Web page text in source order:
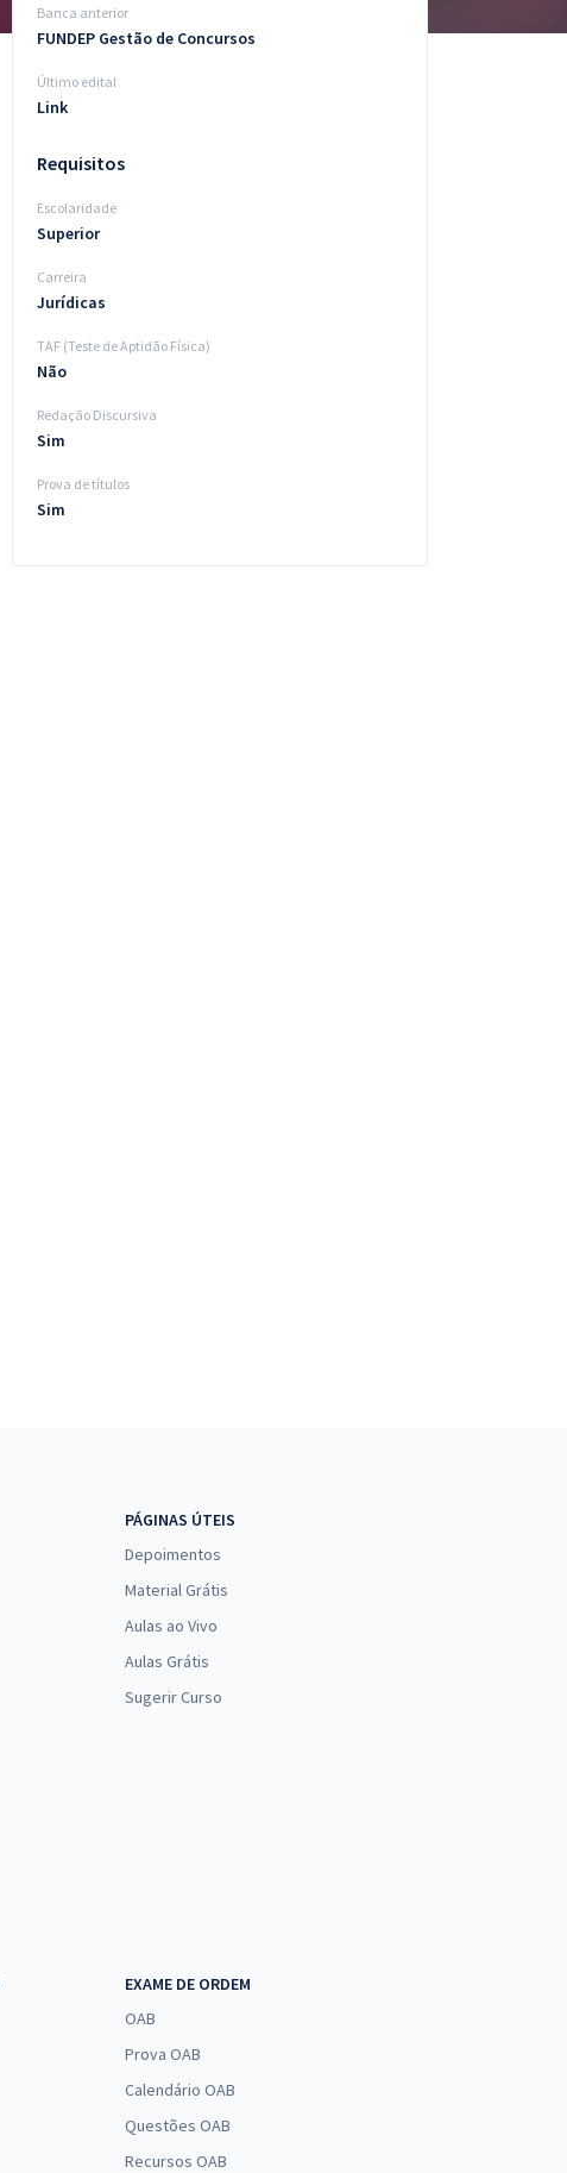
Banca anterior
FUNDEP Gestão de Concursos
Último edital
Link
Requisitos
Escolaridade
Superior
Carreira
Jurídicas
TAF (Teste de Aptidão Física)
Não
Redação Discursiva
Sim
Prova de títulos
Sim
PÁGINAS ÚTEIS
Depoimentos
Material Grátis
Aulas ao Vivo
Aulas Grátis
Sugerir Curso
EXAME DE ORDEM
OAB
Prova OAB
Calendário OAB
Questões OAB
Recursos OAB